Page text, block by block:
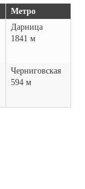
Метро
Дарница
1841 м
Черниговская
594 м